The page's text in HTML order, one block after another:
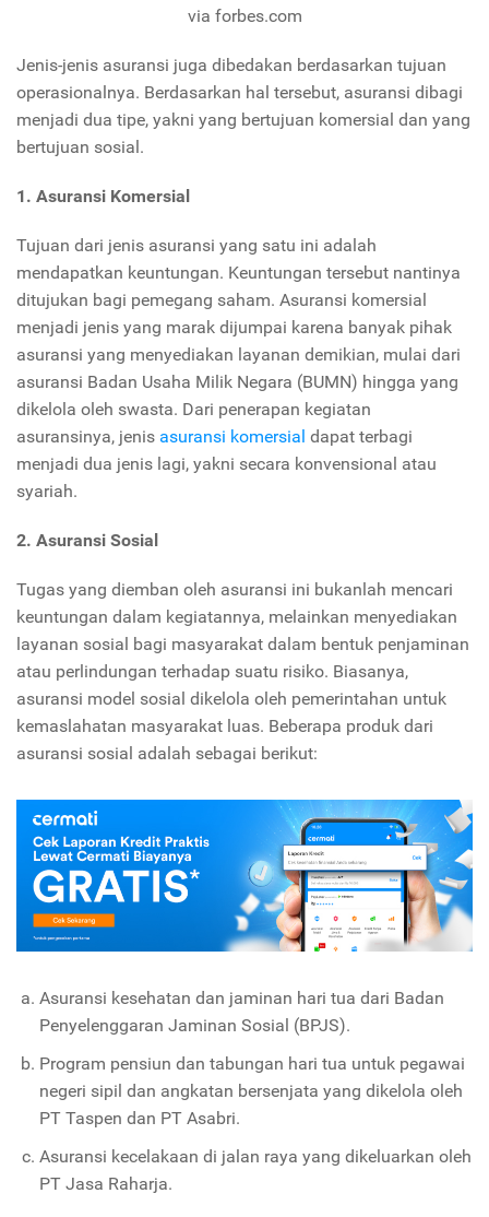
via forbes.com
Jenis-jenis asuransi juga dibedakan berdasarkan tujuan
operasionalnya. Berdasarkan hal tersebut, asuransi dibagi
menjadi dua tipe, yakni yang bertujuan komersial dan yang
bertujuan sosial.
1. Asuransi Komersial
Tujuan dari jenis asuransi yang satu ini adalah
mendapatkan keuntungan. Keuntungan tersebut nantinya
ditujukan bagi pemegang saham. Asuransi komersial
menjadi jenis yang marak dijumpai karena banyak pihak
asuransi yang menyediakan layanan demikian, mulai dari
asuransi Badan Usaha Milik Negara (BUMN) hingga yang
dikelola oleh swasta. Dari penerapan kegiatan
asuransinya, jenis asuransi komersial dapat terbagi
menjadi dua jenis lagi, yakni secara konvensional atau
syariah.
2. Asuransi Sosial
Tugas yang diemban oleh asuransi ini bukanlah mencari
keuntungan dalam kegiatannya, melainkan menyediakan
layanan sosial bagi masyarakat dalam bentuk penjaminan
atau perlindungan terhadap suatu risiko. Biasanya,
asuransi model sosial dikelola oleh pemerintahan untuk
kemaslahatan masyarakat luas. Beberapa produk dari
asuransi sosial adalah sebagai berikut:
Asuransi kesehatan dan jaminan hari tua dari Badan
Penyelenggaran Jaminan Sosial (BPJS).
Program pensiun dan tabungan hari tua untuk pegawai
negeri sipil dan angkatan bersenjata yang dikelola oleh
PT Taspen dan PT Asabri.
Asuransi kecelakaan di jalan raya yang dikeluarkan oleh
PT Jasa Raharja.